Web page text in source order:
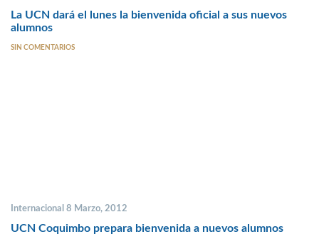
La UCN dará el lunes la bienvenida oficial a sus nuevos
alumnos
SIN COMENTARIOS
Internacional 8 Marzo, 2012
UCN Coquimbo prepara bienvenida a nuevos alumnos